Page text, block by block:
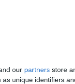
our partners store
as unique identifiers